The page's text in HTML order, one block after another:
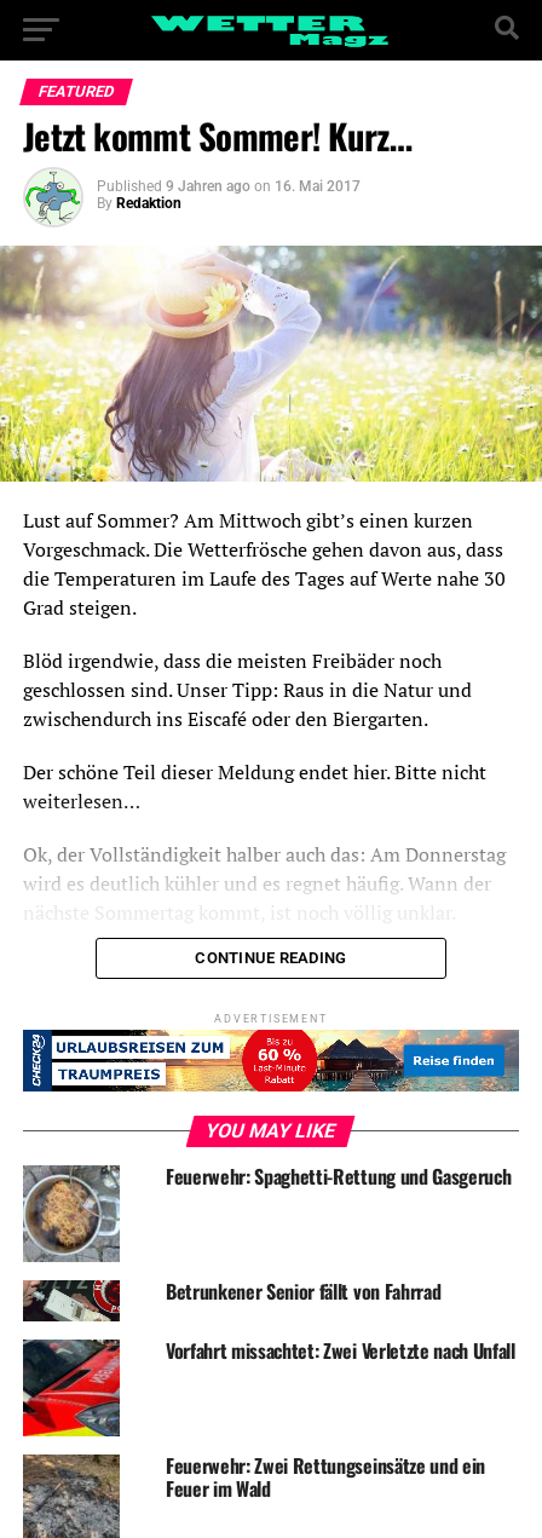
FEATURED
Jetzt kommt Sommer! Kurz…
Published 9 Jahren ago on 16. Mai 2017
By Redaktion
Lust auf Sommer? Am Mittwoch gibt’s einen kurzen
Vorgeschmack. Die Wetterfrösche gehen davon aus, dass
die Temperaturen im Laufe des Tages auf Werte nahe 30
Grad steigen.
Blöd irgendwie, dass die meisten Freibäder noch
geschlossen sind. Unser Tipp: Raus in die Natur und
zwischendurch ins Eiscafé oder den Biergarten.
Der schöne Teil dieser Meldung endet hier. Bitte nicht
weiterlesen…
Ok, der Vollständigkeit halber auch das: Am Donnerstag
wird es deutlich kühler und es regnet häufig. Wann der
ADVERTISEMENT
Symbolfoto / Archiv
RELATED TOPICS: NEWS WETTER
UP NEXT
Parkhaus am Bahnhof doch nicht gesperrt
DON'T MISS
17-jährige Mopedfahrerin bei Unfall schwer verletzt
CONTINUE READING
ADVERTISEMENT
YOU MAY LIKE
Feuerwehr: Spaghetti-Rettung und Gasgeruch
Betrunkener Senior fällt von Fahrrad
Vorfahrt missachtet: Zwei Verletzte nach Unfall
Feuerwehr: Zwei Rettungseinsätze und ein
Feuer im Wald